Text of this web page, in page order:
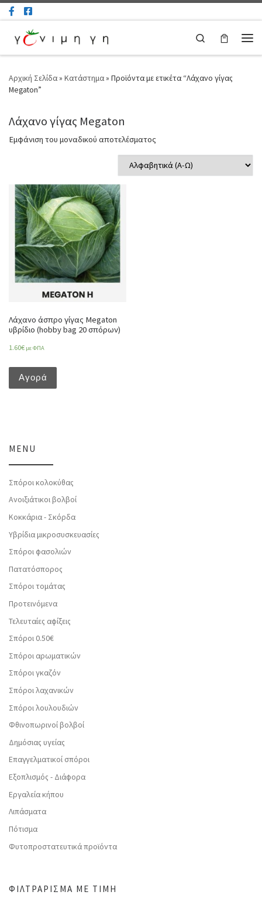
Μετάβαση στο περιεχόμενο
Search
Αρχική Σελίδα» Κατάστημα» Προϊόντα με ετικέτα “Λάχανο γίγας
Megaton”
Λάχανο γίγας Megaton
Εμφάνιση του μοναδικού αποτελέσματος
Λάχανο άσπρο γίγας Megaton
υβρίδιο (hobby bag 20 σπόρων)
1.60€ με ΦΠΑ
Αγορά
MENU
Σπόροι κολοκύθας
Ανοιξιάτικοι βολβοί
Κοκκάρια - Σκόρδα
Υβρίδια μικροσυσκευασίες
Σπόροι φασολιών
Πατατόσπορος
Σπόροι τομάτας
Προτεινόμενα
Τελευταίες αφίξεις
Σπόροι 0.50€
Σπόροι αρωματικών
Σπόροι γκαζόν
Σπόροι λαχανικών
Σπόροι λουλουδιών
Φθινοπωρινοί βολβοί
Δημόσιας υγείας
Επαγγελματικοί σπόροι
Εξοπλισμός - Διάφορα
Εργαλεία κήπου
Λιπάσματα
Πότισμα
Φυτοπροστατευτικά προϊόντα
ΦΙΛΤΡΆΡΙΣΜΑ ΜΕ ΤΙΜΉ